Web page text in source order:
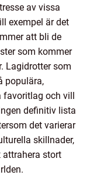
av vissa
exempel är det
att bli de
som kommer
Lagidrotter som
populära,
favoritlag och vill
definitiv lista
det varierar
skillnader,
attrahera stort